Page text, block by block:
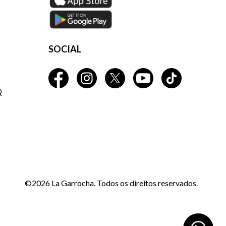
SOCIAL
©2026 La Garrocha. Todos os direitos reservados.